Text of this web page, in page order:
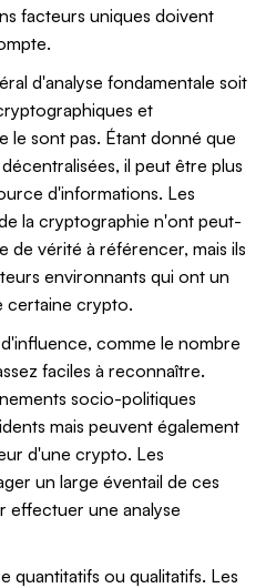
facteurs uniques doivent
d'analyse fondamentale soit
et
le sont pas. Étant donné que
il peut être plus
d'informations. Les
la cryptographie n'ont peut-
de vérité à référencer, mais ils
environnants qui ont un
certaine crypto.
comme le nombre
faciles à reconnaître.
socio-politiques
mais peuvent également
d'une crypto. Les
un large éventail de ces
effectuer une analyse
quantitatifs ou qualitatifs. Les